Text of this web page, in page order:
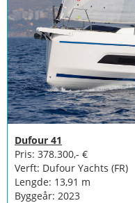
Dufour 41
Pris: 378.300,- €
Verft: Dufour Yachts (FR)
Lengde: 13,91 m
Byggeår: 2023